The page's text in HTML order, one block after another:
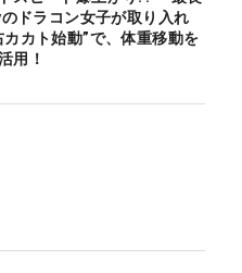
ドラコン女子が取り入れ
カカト始動”で、体重移動を
用！